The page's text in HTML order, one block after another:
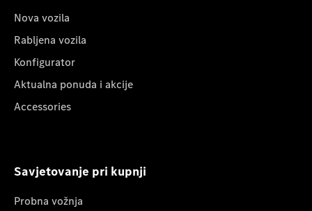
Nova vozila
Rabljena vozila
Konfigurator
Aktualna ponuda i akcije
Accessories
Savjetovanje pri kupnji
Probna vožnja